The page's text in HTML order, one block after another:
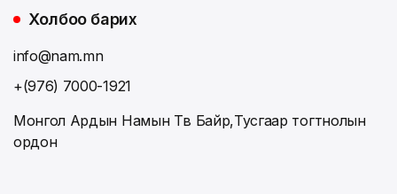
Холбоо барих
info@nam.mn
+(976) 7000-1921
Монгол Ардын Намын Төв Байр,Тусгаар тогтнолын
ордон